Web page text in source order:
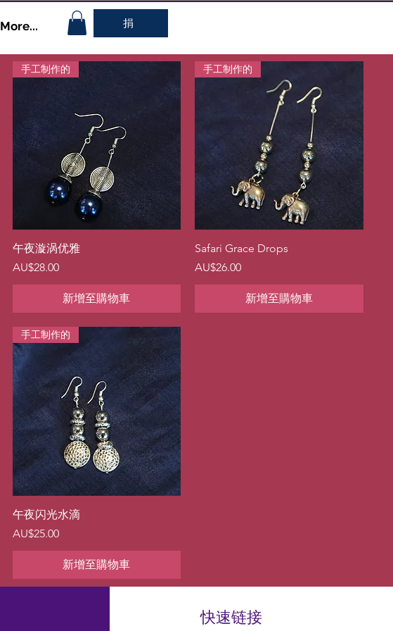
More... 捐
快速瀏覽
手工制作的
午夜漩涡优雅
價格
AU$28.00
新增至購物車
快速瀏覽
手工制作的
Safari Grace Drops
價格
AU$26.00
新增至購物車
快速瀏覽
手工制作的
午夜闪光水滴
價格
AU$25.00
新增至購物車
快速链接